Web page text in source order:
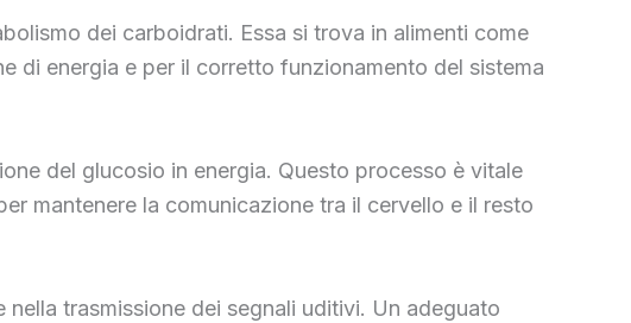
dei carboidrati. Essa si trova in alimenti come
di energia e per il corretto funzionamento del sistema
del glucosio in energia. Questo processo è vitale
mantenere la comunicazione tra il cervello e il resto
trasmissione dei segnali uditivi. Un adeguato